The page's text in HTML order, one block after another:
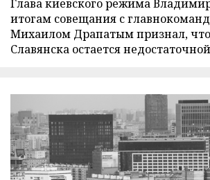
Глава киевского режима
итогам совещания с
Михаилом Драпатым признал,
Славянска остается